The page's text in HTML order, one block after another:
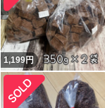
1,199円